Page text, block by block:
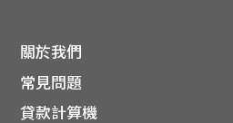
關於我們
常見問題
貸款計算機